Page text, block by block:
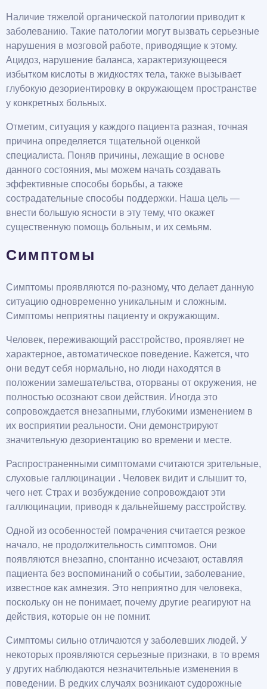
Наличие тяжелой органической патологии приводит к
заболеванию. Такие патологии могут вызвать серьезные
нарушения в мозговой работе, приводящие к этому.
Ацидоз, нарушение баланса, характеризующееся
избытком кислоты в жидкостях тела, также вызывает
глубокую дезориентировку в окружающем пространстве
у конкретных больных.
Отметим, ситуация у каждого пациента разная, точная
причина определяется тщательной оценкой
специалиста. Поняв причины, лежащие в основе
данного состояния, мы можем начать создавать
эффективные способы борьбы, а также
сострадательные способы поддержки. Наша цель —
внести большую ясности в эту тему, что окажет
существенную помощь больным, и их семьям.
Симптомы
Симптомы проявляются по-разному, что делает данную
ситуацию одновременно уникальным и сложным.
Симптомы неприятны пациенту и окружающим.
Человек, переживающий расстройство, проявляет не
характерное, автоматическое поведение. Кажется, что
они ведут себя нормально, но люди находятся в
положении замешательства, оторваны от окружения, не
полностью осознают свои действия. Иногда это
сопровождается внезапными, глубокими изменением в
их восприятии реальности. Они демонстрируют
значительную дезориентацию во времени и месте.
Распространенными симптомами считаются зрительные,
слуховые галлюцинации . Человек видит и слышит то,
чего нет. Страх и возбуждение сопровождают эти
галлюцинации, приводя к дальнейшему расстройству.
Одной из особенностей помрачения считается резкое
начало, не продолжительность симптомов. Они
появляются внезапно, спонтанно исчезают, оставляя
пациента без воспоминаний о событии, заболевание,
известное как амнезия. Это неприятно для человека,
поскольку он не понимает, почему другие реагируют на
действия, которые он не помнит.
Симптомы сильно отличаются у заболевших людей. У
некоторых проявляются серьезные признаки, в то время
у других наблюдаются незначительные изменения в
поведении. В редких случаях возникают судорожные